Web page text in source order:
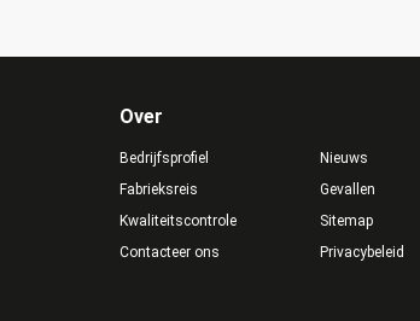
Over
Bedrijfsprofiel
Fabrieksreis
Kwaliteitscontrole
Contacteer ons
Nieuws
Gevallen
Sitemap
Privacybeleid